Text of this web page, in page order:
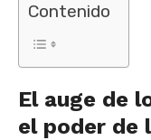
Contenido
El auge de
el poder de